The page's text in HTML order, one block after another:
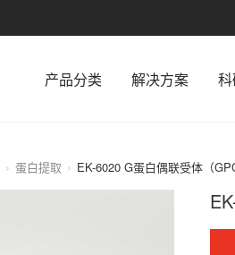
产品分类 解决方案
蛋白提取 EK-6020 G蛋白偶联受体（